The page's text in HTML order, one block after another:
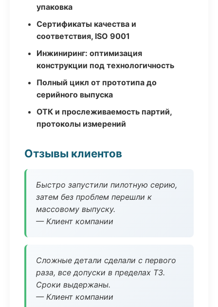
упаковка
Сертификаты качества и
соответствия, ISO 9001
Инжиниринг: оптимизация
конструкции под технологичность
Полный цикл от прототипа до
серийного выпуска
ОТК и прослеживаемость партий,
протоколы измерений
Отзывы клиентов
Быстро запустили пилотную серию,
затем без проблем перешли к
массовому выпуску.
— Клиент компании
Сложные детали сделали с первого
раза, все допуски в пределах ТЗ.
Сроки выдержаны.
— Клиент компании